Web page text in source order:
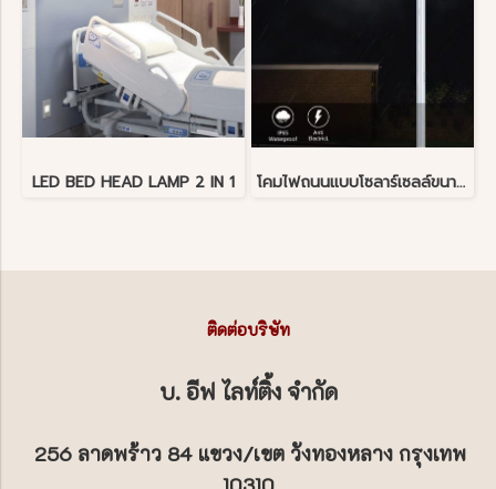
LED BED HEAD LAMP 2 IN 1 โคมไฟถนนแบบโซลาร์เซลล์ขนาด 40 วัตต์
ติดต่อบริษัท
บ. อีฟ ไลท์ติ้ง จำกัด
256 ลาดพร้าว 84 แขวง/เขต วังทองหลาง กรุงเทพ